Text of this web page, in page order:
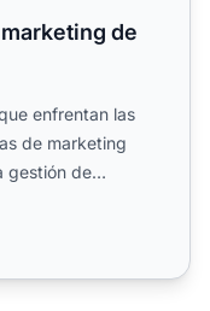
de
enfrentan las
de marketing
gestión de